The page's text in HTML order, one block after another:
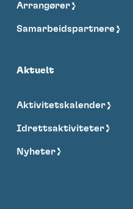
Arrangører
Samarbeidspartnere
Aktuelt
Aktivitetskalender
Idrettsaktiviteter
Nyheter